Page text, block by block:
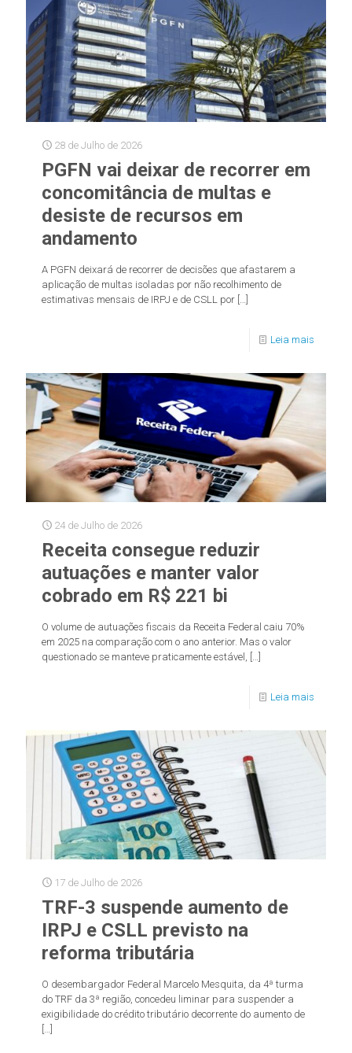
28 de Julho de 2026
PGFN vai deixar de recorrer em
concomitância de multas e
desiste de recursos em
andamento
A PGFN deixará de recorrer de decisões que afastarem a
aplicação de multas isoladas por não recolhimento de
estimativas mensais de IRPJ e de CSLL por
Leia mais
24 de Julho de 2026
Receita consegue reduzir
autuações e manter valor
cobrado em R$ 221 bi
O volume de autuações fiscais da Receita Federal caiu 70%
em 2025 na comparação com o ano anterior. Mas o valor
questionado se manteve praticamente estável,
Leia mais
17 de Julho de 2026
TRF-3 suspende aumento de
IRPJ e CSLL previsto na
reforma tributária
O desembargador Federal Marcelo Mesquita, da 4ª turma
do TRF da 3ª região, concedeu liminar para suspender a
exigibilidade do crédito tributário decorrente do aumento de